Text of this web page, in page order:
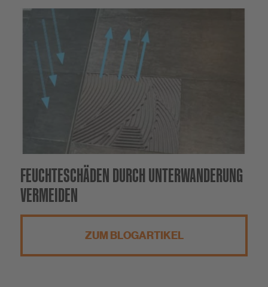
FEUCHTESCHÄDEN DURCH UNTERWANDERUNG
VERMEIDEN
ZUM BLOGARTIKEL